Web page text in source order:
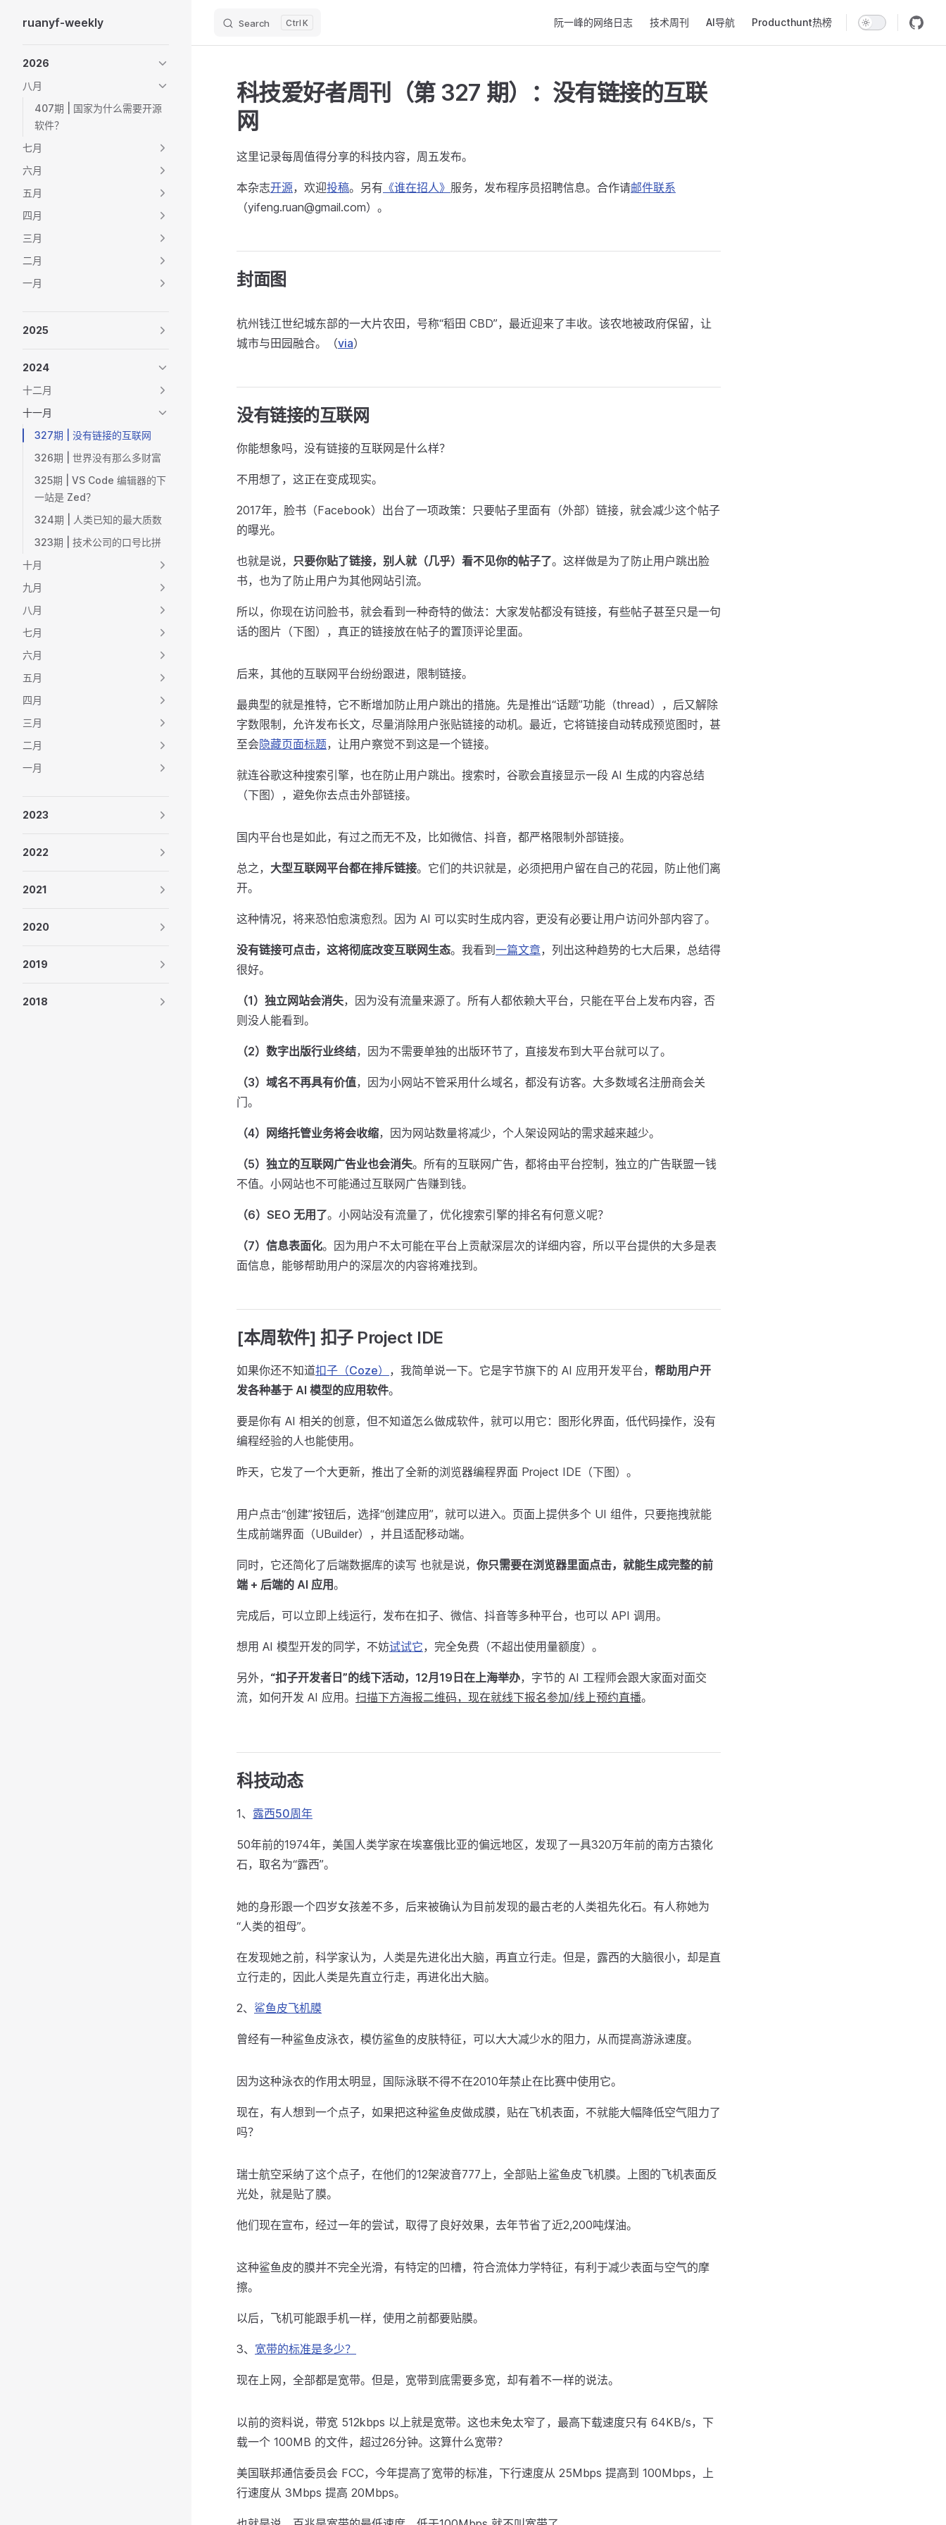
Skip to content
ruanyf-weekly Search K 阮一峰的网络日志 技术周刊 AI导航 Producthunt热榜
2026
八月
407期 | 国家为什么需要开源
软件？
七月
六月
五月
四月
三月
二月
一月
2025
2024
十二月
十一月
327期 | 没有链接的互联网
326期 | 世界没有那么多财富
325期 | VS Code 编辑器的下
一站是 Zed？
324期 | 人类已知的最大质数
323期 | 技术公司的口号比拼
十月
九月
八月
七月
六月
五月
四月
三月
二月
一月
2023
2022
2021
2020
2019
2018
科技爱好者周刊（第 327 期）：没有链接的互联
网
这里记录每周值得分享的科技内容，周五发布。
本杂志开源，欢迎投稿。另有 《谁在招人》 服务，发布程序员招聘信息。合作请邮件联系
（yifeng.ruan@gmail.com）。
封面图
杭州钱江世纪城东部的一大片农田，号称“稻田 CBD”，最近迎来了丰收。该农地被政府保留，让
城市与田园融合。（via）
没有链接的互联网
你能想象吗，没有链接的互联网是什么样？
不用想了，这正在变成现实。
2017年，脸书（Facebook）出台了一项政策：只要帖子里面有（外部）链接，就会减少这个帖子
的曝光。
也就是说， 只要你贴了链接，别人就（几乎）看不见你的帖子了。这样做是为了防止用户跳出脸
书，也为了防止用户为其他网站引流。
所以，你现在访问脸书，就会看到一种奇特的做法：大家发帖都没有链接，有些帖子甚至只是一句
话的图片（下图），真正的链接放在帖子的置顶评论里面。
后来，其他的互联网平台纷纷跟进，限制链接。
最典型的就是推特，它不断增加防止用户跳出的措施。先是推出“话题”功能（thread），后又解除
字数限制，允许发布长文，尽量消除用户张贴链接的动机。最近，它将链接自动转成预览图时，甚
至会隐藏页面标题，让用户察觉不到这是一个链接。
就连谷歌这种搜索引擎，也在防止用户跳出。搜索时，谷歌会直接显示一段 AI 生成的内容总结
（下图），避免你去点击外部链接。
国内平台也是如此，有过之而无不及，比如微信、抖音，都严格限制外部链接。
总之， 大型互联网平台都在排斥链接。它们的共识就是，必须把用户留在自己的花园，防止他们离
开。
这种情况，将来恐怕愈演愈烈。因为 AI 可以实时生成内容，更没有必要让用户访问外部内容了。
没有链接可点击，这将彻底改变互联网生态。我看到 一篇文章，列出这种趋势的七大后果，总结得
很好。
（1）独立网站会消失，因为没有流量来源了。所有人都依赖大平台，只能在平台上发布内容，否
则没人能看到。
（2）数字出版行业终结，因为不需要单独的出版环节了，直接发布到大平台就可以了。
（3）域名不再具有价值，因为小网站不管采用什么域名，都没有访客。大多数域名注册商会关
门。
（4）网络托管业务将会收缩，因为网站数量将减少，个人架设网站的需求越来越少。
（5）独立的互联网广告业也会消失。所有的互联网广告，都将由平台控制，独立的广告联盟一钱
不值。小网站也不可能通过互联网广告赚到钱。
（6）SEO 无用了。小网站没有流量了，优化搜索引擎的排名有何意义呢？
（7）信息表面化。因为用户不太可能在平台上贡献深层次的详细内容，所以平台提供的大多是表
面信息，能够帮助用户的深层次的内容将难找到。
[本周软件] 扣子 Project IDE
如果你还不知道扣子（Coze） ，我简单说一下。它是字节旗下的 AI 应用开发平台， 帮助用户开
发各种基于 AI 模型的应用软件。
要是你有 AI 相关的创意，但不知道怎么做成软件，就可以用它：图形化界面，低代码操作，没有
编程经验的人也能使用。
昨天，它发了一个大更新，推出了全新的浏览器编程界面 Project IDE（下图）。
用户点击“创建”按钮后，选择“创建应用”，就可以进入。页面上提供多个 UI 组件，只要拖拽就能
生成前端界面（UBuilder），并且适配移动端。
同时，它还简化了后端数据库的读写 也就是说， 你只需要在浏览器里面点击，就能生成完整的前
端 + 后端的 AI 应用。
完成后，可以立即上线运行，发布在扣子、微信、抖音等多种平台，也可以 API 调用。
想用 AI 模型开发的同学，不妨试试它，完全免费（不超出使用量额度）。
另外， “扣子开发者日”的线下活动，12月19日在上海举办，字节的 AI 工程师会跟大家面对面交
流，如何开发 AI 应用。 扫描下方海报二​维码，现在就线下报名参加/线上预约直播。
科技动态
1、 露西50周年
50年前的1974年，美国人类学家在埃塞俄比亚的偏远地区，发现了一具320万年前的南方古猿化
石，取名为“露西”。
她的身形跟一个四岁女孩差不多，后来被确认为目前发现的最古老的人类祖先化石。有人称她为
“人类的祖母”。
在发现她之前，科学家认为，人类是先进化出大脑，再直立行走。但是，露西的大脑很小，却是直
立行走的，因此人类是先直立行走，再进化出大脑。
2、 鲨鱼皮飞机膜
曾经有一种鲨鱼皮泳衣，模仿鲨鱼的皮肤特征，可以大大减少水的阻力，从而提高游泳速度。
因为这种泳衣的作用太明显，国际泳联不得不在2010年禁止在比赛中使用它。
现在，有人想到一个点子，如果把这种鲨鱼皮做成膜，贴在飞机表面，不就能大幅降低空气阻力了
吗？
瑞士航空采纳了这个点子，在他们的12架波音777上，全部贴上鲨鱼皮飞机膜。上图的飞机表面反
光处，就是贴了膜。
他们现在宣布，经过一年的尝试，取得了良好效果，去年节省了近2,200吨煤油。
这种鲨鱼皮的膜并不完全光滑，有特定的凹槽，符合流体力学特征，有利于减少表面与空气的摩
擦。
以后，飞机可能跟手机一样，使用之前都要贴膜。
3、 宽带的标准是多少？
现在上网，全部都是宽带。但是，宽带到底需要多宽，却有着不一样的说法。
以前的资料说，带宽 512kbps 以上就是宽带。这也未免太窄了，最高下载速度只有 64KB/s，下
载一个 100MB 的文件，超过26分钟。这算什么宽带？
美国联邦通信委员会 FCC，今年提高了宽带的标准，下行速度从 25Mbps 提高到 100Mbps，上
行速度从 3Mbps 提高 20Mbps。